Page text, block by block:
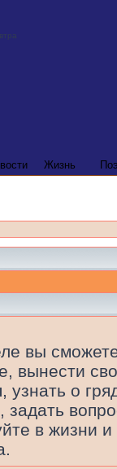
Жизнь
вы
вынести
узнать о
задать
в жизни и